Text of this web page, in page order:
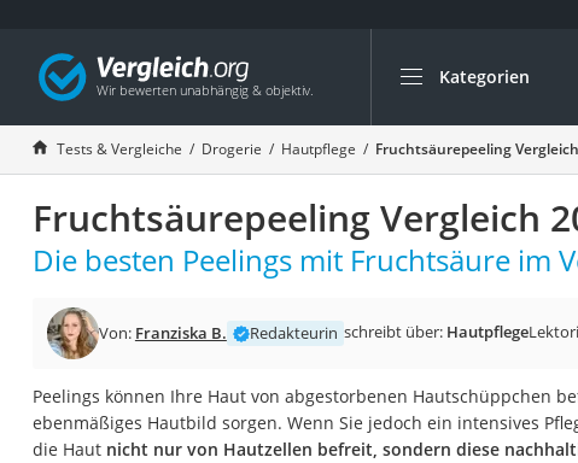
Kategorien
Die beliebtesten
Drogerie
Inhalator
Haarschneider
Rollator
Katzenklappe (Chip)
Masturbator
Massagepistole
Tests & Vergleiche Drogerie Hautpflege Fruchtsäurepeeling
Fruchtsäurepeeling Vergleich
Die besten Peelings mit Fruchtsäure im
Von: Franziska B. Redakteurin schreibt über: Hautpflege
Peelings können Ihre Haut von abgestorbenen Hautschüppchen
ebenmäßiges Hautbild sorgen. Wenn Sie jedoch ein intensives
die Haut nicht nur von Hautzellen befreit, sondern diese